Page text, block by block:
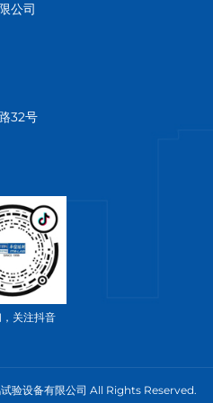
公司
32号
关注抖音
验设备有限公司 All Rights Reserved.